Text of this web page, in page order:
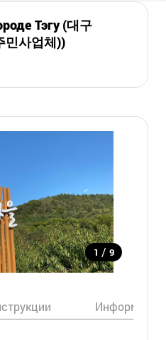
Тэгу (대구
민사업체))
1 / 9
Информация